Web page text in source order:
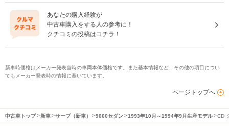
あなたの購入経験が
中古車購入をする人の参考に！
クチコミの投稿はコチラ！
新車時価格はメーカー発表当時の車両本体価格です。また基本情報など、その他の項目につい
てもメーカー発表時の情報に基いています。
ページトップへ
中古車トップ 新車 サーブ（新車） 9000セダン 1993年10月～1994年9月生産モデル CD